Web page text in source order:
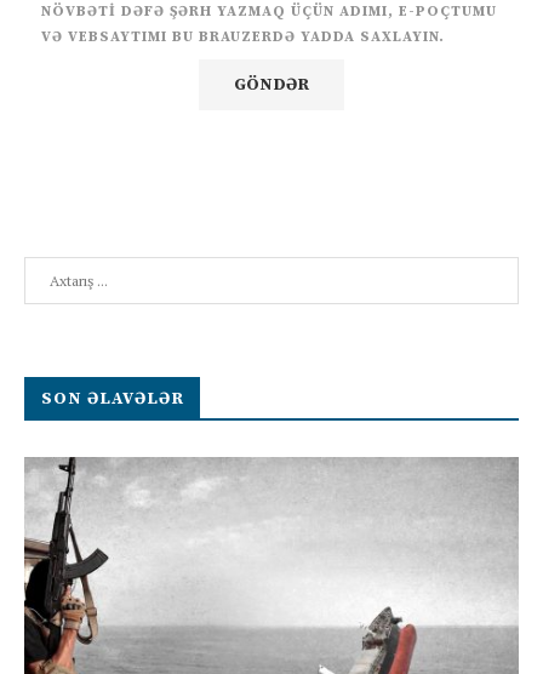
NÖVBƏTI DƏFƏ ŞƏRH YAZMAQ ÜÇÜN ADIMI, E-POÇTUMU
VƏ VEBSAYTIMI BU BRAUZERDƏ YADDA SAXLAYIN.
SON ƏLAVƏLƏR